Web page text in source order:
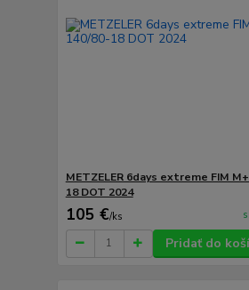
METZELER 6days extreme FIM
18 DOT 2024
105 €/ks
Pridať do